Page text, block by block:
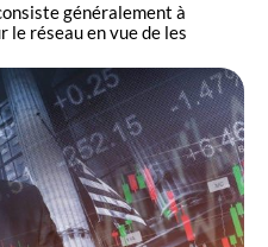
généralement à
réseau en vue de les